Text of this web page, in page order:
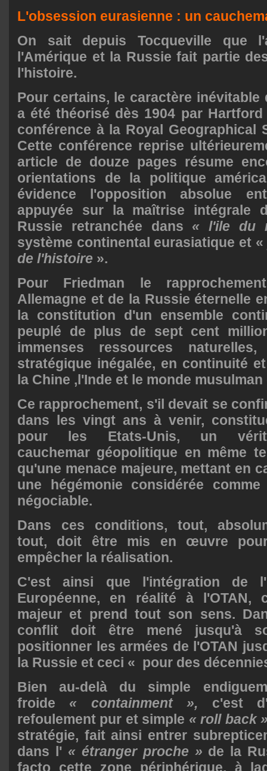
L'obsession eurasienne : un
On sait depuis Tocqueville que
l'Amérique et la Russie fait partie
l'histoire.
Pour certains, le caractère inévitable
a été théorisé dès 1904 par
conférence à la Royal Geographical
Cette conférence reprise
article de douze pages résume
orientations de la politique
évidence l'opposition absolue
appuyée sur la maîtrise intégrale
Russie retranchée dans « l'ile du
système continental eurasiatique et «
de l'histoire ».
Pour Friedman le
Allemagne et de la Russie éternelle
la constitution d'un ensemble
peuplé de plus de sept cent
immenses ressources
stratégique inégalée, en continuité
la Chine ,l'Inde et le monde
Ce rapprochement, s'il devait se
dans les vingt ans à venir,
pour les Etats-Unis, un
cauchemar géopolitique en même
qu'une menace majeure, mettant en
une hégémonie considérée comme
négociable.
Dans ces conditions, tout,
tout, doit être mis en œuvre
empêcher la réalisation.
C'est ainsi que l'intégration de
Européenne, en réalité à l'OTAN,
majeur et prend tout son sens.
conflit doit être mené jusqu'à
positionner les armées de l'OTAN
la Russie et ceci « pour des
Bien au-delà du simple
froide « containment », c'est
refoulement pur et simple « roll back
stratégie, fait ainsi entrer
dans l' « étranger proche » de la
facto cette zone périphérique, à